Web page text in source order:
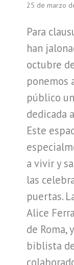
25 de marzo
Para
han
octubre
ponemos
público
dedicada
Este
a vivir y
las
puertas.
Alice
de Roma,
biblista